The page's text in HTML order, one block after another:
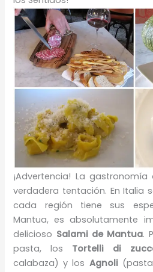
¡Advertencia! La
verdadera tentación. En Italia
cada región tiene sus
Mantua, es absolutamente
delicioso Salami de Mantua.
pasta, los Tortelli di
calabaza) y los Agnoli(pasta